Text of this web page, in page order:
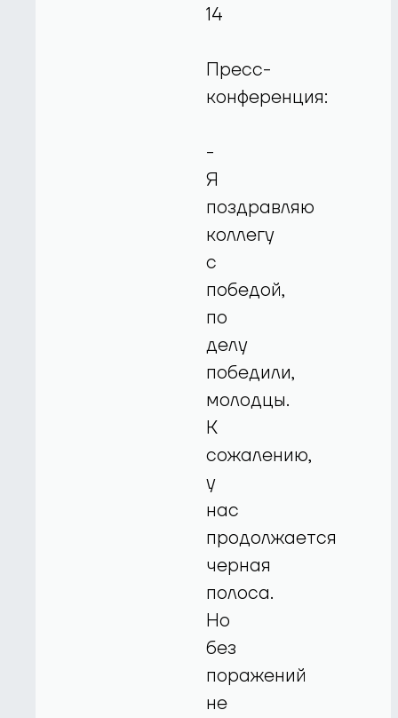
14
Пресс-
конференция:
-
Я
поздравляю
коллегу
с
победой,
по
делу
победили,
молодцы.
К
сожалению,
у
нас
продолжается
черная
полоса.
Но
без
поражений
не